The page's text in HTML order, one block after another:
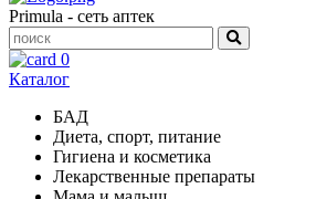
Primula - сеть аптек
0
Каталог
БАД
Диета, спорт, питание
Гигиена и косметика
Лекарственные препараты